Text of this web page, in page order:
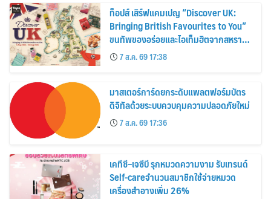
ท็อปส์ เสิร์ฟแคมเปญ “Discover UK:
Bringing British Favourites to You”
ขนทัพของอร่อยและไอเท็มฮิตจากสหราช
อาณาจักร ส่งตรงถึงมือตั้งแต่วันนี้ – 18
สิงหาคมนี้
7 ส.ค. 69 17:38
มาสเตอร์การ์ดยกระดับแพลตฟอร์มบัตร
ดิจิทัลด้วยระบบควบคุมความปลอดภัยใหม่
7 ส.ค. 69 17:36
เคทีซี–เจซีบี รุกหมวดความงาม รับเทรนด์
Self-careจำนวนสมาชิกใช้จ่ายหมวด
เครื่องสำอางเพิ่ม 26%